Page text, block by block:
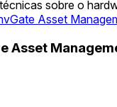
sobre o
Asset
Asset